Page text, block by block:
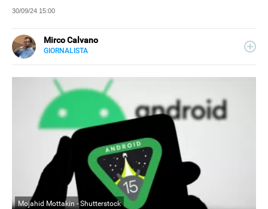
30/09/24 15:00
Mirco Calvano
GIORNALISTA
occupandosi di musica, cultura, lifestyle e tecnologia.
Mojahid Mottakin - Shutterstock